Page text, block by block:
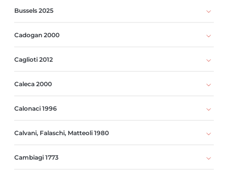
Bussels 2025
Cadogan 2000
Caglioti 2012
Caleca 2000
Calonaci 1996
Calvani, Falaschi, Matteoli 1980
Cambiagi 1773